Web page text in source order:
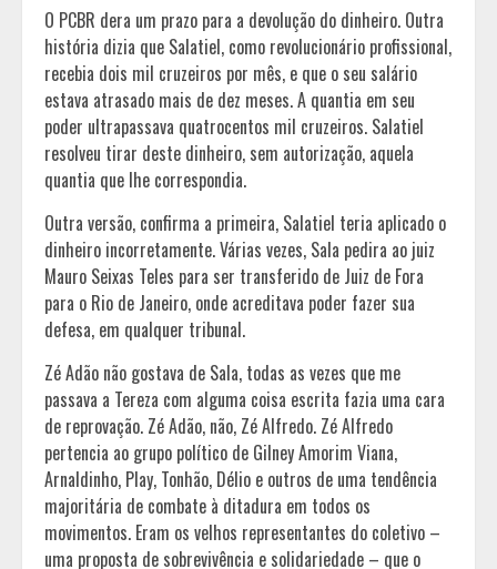
O PCBR dera um prazo para a devolução do dinheiro. Outra
história dizia que Salatiel, como revolucionário profissional,
recebia dois mil cruzeiros por mês, e que o seu salário
estava atrasado mais de dez meses. A quantia em seu
poder ultrapassava quatrocentos mil cruzeiros. Salatiel
resolveu tirar deste dinheiro, sem autorização, aquela
quantia que lhe correspondia.
Outra versão, confirma a primeira, Salatiel teria aplicado o
dinheiro incorretamente. Várias vezes, Sala pedira ao juiz
Mauro Seixas Teles para ser transferido de Juiz de Fora
para o Rio de Janeiro, onde acreditava poder fazer sua
defesa, em qualquer tribunal.
Zé Adão não gostava de Sala, todas as vezes que me
passava a Tereza com alguma coisa escrita fazia uma cara
de reprovação. Zé Adão, não, Zé Alfredo. Zé Alfredo
pertencia ao grupo político de Gilney Amorim Viana,
Arnaldinho, Play, Tonhão, Délio e outros de uma tendência
majoritária de combate à ditadura em todos os
movimentos. Eram os velhos representantes do coletivo –
uma proposta de sobrevivência e solidariedade – que o